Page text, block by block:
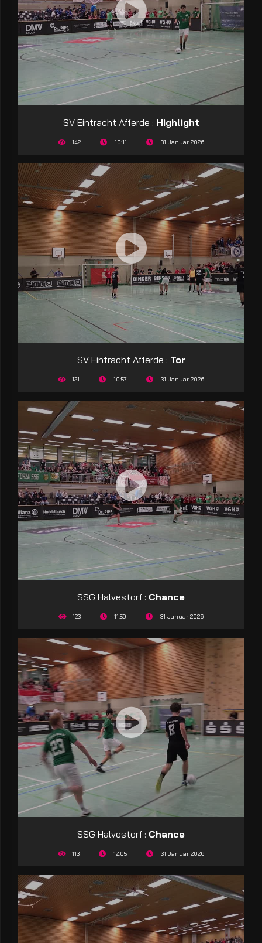
SV Eintracht Afferde : Highlight
142 10:11 31 Januar 2026
SV Eintracht Afferde : Tor
121 10:57 31 Januar 2026
SSG Halvestorf : Chance
123 11:59 31 Januar 2026
SSG Halvestorf : Chance
113 12:05 31 Januar 2026